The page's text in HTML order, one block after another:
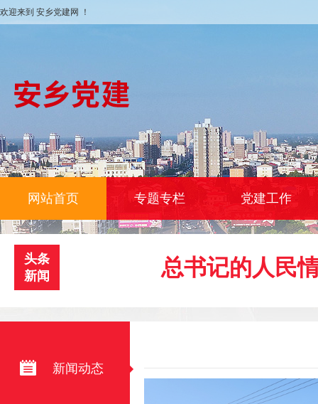
欢迎来到 安乡党建网 ！
网站首页 专题专栏 党建工作
头条
新闻
总书记的人民
新闻动态